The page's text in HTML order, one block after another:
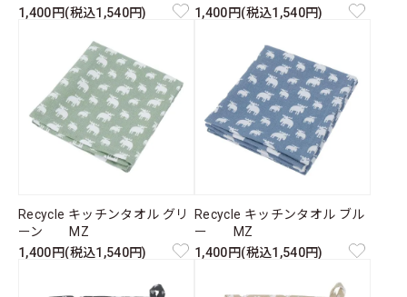
1,400円(税込1,540円)
1,400円(税込1,540円)
Recycle キッチンタオル グリ
ーン MZ
1,400円(税込1,540円)
Recycle キッチンタオル ブル
ー MZ
1,400円(税込1,540円)